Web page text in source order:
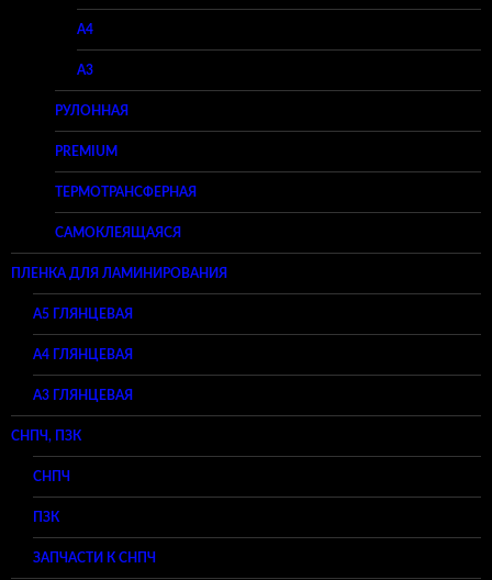
A4
A3
РУЛОННАЯ
PREMIUM
ТЕРМОТРАНСФЕРНАЯ
САМОКЛЕЯЩАЯСЯ
ПЛЕНКА ДЛЯ ЛАМИНИРОВАНИЯ
A5 ГЛЯНЦЕВАЯ
А4 ГЛЯНЦЕВАЯ
A3 ГЛЯНЦЕВАЯ
СНПЧ, ПЗК
СНПЧ
ПЗК
ЗАПЧАСТИ К СНПЧ